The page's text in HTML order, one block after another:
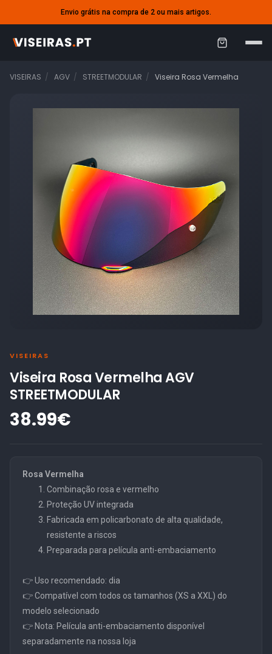
Envio grátis na compra de 2 ou mais artigos.
C
r
o
VISEIRAS AGV STREETMODULAR Viseira Rosa Vermelha
VISEIRAS
Viseira Rosa Vermelha AGV
STREETMODULAR
38.99€
Rosa Vermelha
Combinação rosa e vermelho
Proteção UV integrada
Fabricada em policarbonato de alta qualidade,
resistente a riscos
Preparada para película anti-embaciamento
👉 Uso recomendado: dia
👉 Compatível com todos os tamanhos (XS a XXL) do
modelo selecionado
👉 Nota: Película anti-embaciamento disponível
separadamente na nossa loja